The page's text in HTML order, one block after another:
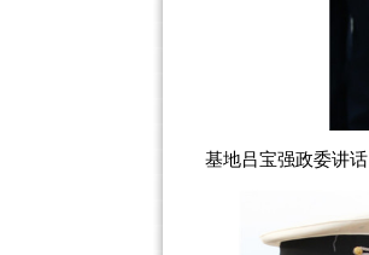
基地吕宝强政委讲话